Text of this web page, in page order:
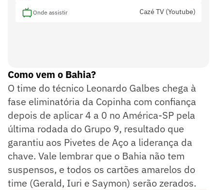
Lucas Rodrigues Antônio e Eduarda
Onde assistir Cazé TV (Youtube)
Como vem o Bahia?
O time do técnico Leonardo Galbes chega à
fase eliminatória da Copinha com confiança
depois de aplicar 4 a 0 no América-SP pela
última rodada do Grupo 9, resultado que
garantiu aos Pivetes de Aço a liderança da
chave. Vale lembrar que o Bahia não tem
suspensos, e todos os cartões amarelos do
time (Gerald, Iuri e Saymon) serão zerados.